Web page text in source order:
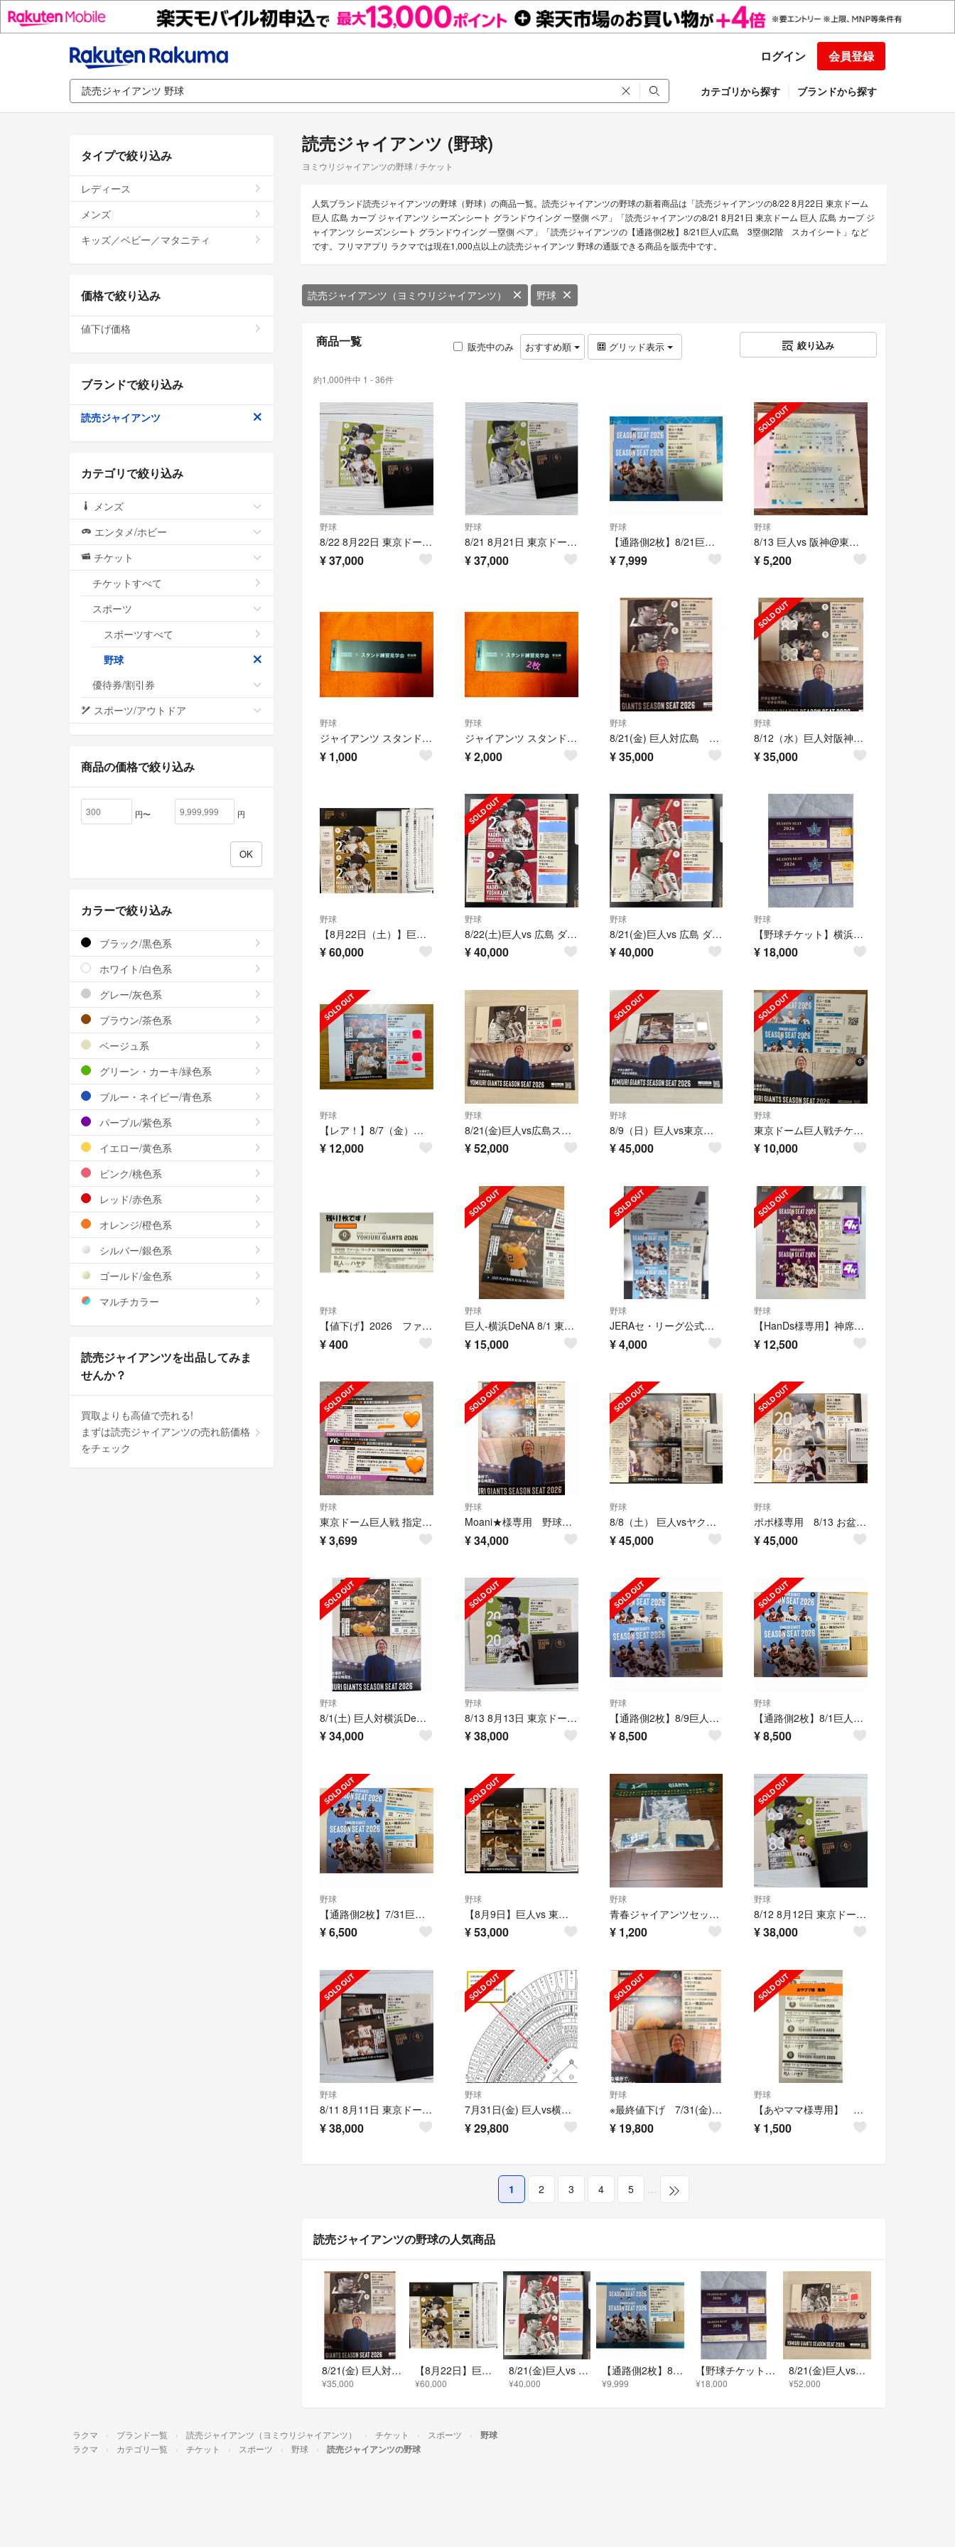
ログイン 会員登録
カテゴリから探す ブランドから探す
読売ジャイアンツ (野球)
ヨミウリジャイアンツの野球 / チケット
人気ブランド読売ジャイアンツの野球（野球）の商品一覧。読売ジャイアンツの野球の新着商品は「読売ジャイアンツの8/22 8月22日 東京ドーム
巨人 広島 カープ ジャイアンツ シーズンシート グランドウイング 一塁側 ペア」「読売ジャイアンツの8/21 8月21日 東京ドーム 巨人 広島 カープ ジ
ャイアンツ シーズンシート グランドウイング 一塁側 ペア」「読売ジャイアンツの【通路側2枚】8/21巨人v広島 3塁側2階 スカイシート」など
です。フリマアプリ ラクマでは現在1,000点以上の読売ジャイアンツ 野球の通販できる商品を販売中です。
読売ジャイアンツ（ヨミウリジャイアンツ） 野球
商品一覧 販売中のみ おすすめ順 グリッド表示 絞り込み
約1,000件中 1 - 36件
野球
8/22 8月22日 東京ドーム 巨人 広島 カープ ジャイアンツ シーズンシート グランドウイング 一塁側 ペア
¥37,000
野球
8/21 8月21日 東京ドーム 巨人 広島 カープ ジャイアンツ シーズンシート グランドウイング 一塁側 ペア
¥37,000
野球
【通路側2枚】8/21巨人v広島 3塁側2階 スカイシート
¥7,999
野球
8/13 巨人vs 阪神@東京ドーム 指定席D連番2枚
¥5,200
野球
ジャイアンツ スタンド練習見学会
¥ 1,000
野球
ジャイアンツ スタンド練習見学会参加券 2枚
¥2,000
野球
8/21(金) 巨人対広島 東京ドームスターシートペアチケット ※通路側連番
¥35,000
野球
8/12（水）巨人対阪神 東京ドームスターシートペアチケット ※通路側連番
¥35,000
野球
【8月22日（土）】巨人vs 広島戦 エキサイトシートペアチケット
¥60,000
野球
8/22(土)巨人vs 広島 ダイヤモンドボックス 2枚連番
¥40,000
野球
8/21(金)巨人vs 広島 ダイヤモンドボックス 2枚連番
¥40,000
野球
【野球チケット】横浜DeNAvs巨人
¥ 18,000
野球
【レア！】8/7（金）巨人 VS ヤクルトのスターシートペアチケット
¥ 12,000
野球
8/21(金)巨人vs広島スターシートAネット 裏通路側3席3連番良席です。
¥52,000
野球
8/9（日）巨人vs東京ヤクルト スターシートAネット 裏通路側3席3連番良席です。
¥45,000
野球
東京ドーム巨人戦チケット
¥ 10,000
野球
【値下げ】2026 ファーム・リーグ公式戦 巨人 対 ハヤテ 8/20 1枚
¥400
野球
巨人-横浜DeNA 8/1 東京ドームレジェンズシート ペア
¥ 15,000
野球
JERAセ・リーグ公式戦2026 巨人ー広島 8/23日曜日午後２時
¥4,000
野球
【HanDs様専用】神席！巨人vs横浜DeNA シーズンチケット
¥ 12,500
野球
東京ドーム巨人戦 指定席Ｄ招待引換券2枚セット
¥3,699
野球
Moani★様専用 野球チケット
¥34,000
野球
8/8（土） 巨人vsヤクルト １塁側エキサイトシート 東京ドーム ペアチケット
¥45,000
野球
ポポ様専用 8/13 お盆連休 巨人vs阪神 １塁側エキサイトシート 東京ドーム ペアチケット
¥45,000
野球
8/1(土) 巨人対横浜DeNA スターシートペアチケット ※通路側連番
¥34,000
野球
8/13 8月13日 東京ドーム 巨人 阪神 タイガース ジャイアンツ シーズンシート グランドウイング 一塁側 ペア
¥38,000
野球
【通路側2枚】8/9巨人vヤクルト 3塁側2階 スカイシート
¥8,500
野球
【通路側2枚】8/1巨人v横浜 3塁側2階 スカイシート
¥8,500
野球
【通路側2枚】7/31巨人v横浜 3塁側2階 スカイシート
¥6,500
野球
【8月9日】巨人vs 東京ヤクルト戦 エキサイトシートペアチケット
¥53,000
野球
青春ジャイアンツセット（ハチマキ2・ミニバック2・タブロイド紙1）
¥ 1,200
野球
8/12 8月12日 東京ドーム 巨人 阪神 タイガース ジャイアンツ シーズンシート グランドウイング 一塁側 ペア
¥38,000
野球
8/11 8月11日 東京ドーム 巨人 阪神 タイガース ジャイアンツ シーズンシート グランドウイング 一塁側 ペア
¥38,000
野球
7月31日(金) 巨人vs横浜DeNA 東京ドーム オーロラシートA ダグアウト裏 通路側席連番ペア 超良席‼︎
¥29,800
野球
※最終値下げ 7/31(金) 巨人対横浜DeNA スターシートペアチケット ※通路側連番
¥ 19,800
野球
【あやママ様専用】 2026 ファーム・リーグ公式戦 巨人 対 ハヤテ 8/20 3枚
¥ 1,500
1 2 3 4 5 …
読売ジャイアンツの野球の人気商品
8/21(金) 巨人対広島 東京ドームスターシートペアチケット ※通路側連番
¥35,000
【8月22日】巨人vs 広島戦 エキサイトシートペアチケット
¥60,000
8/21(金)巨人vs 広島 ダイヤモンドボックス 2枚連番
¥40,000
【通路側2枚】8/7巨人vヤクルト 3塁2階 スカイシート
¥9,999
【野球チケット】横浜DeNAvs巨人
¥18,000
8/21(金)巨人vs広島スターシートAネット 裏通路側3席3連番良席です。
¥52,000
タイプで絞り込み
レディース
メンズ
キッズ／ベビー／マタニティ
価格で絞り込み
値下げ価格
ブランドで絞り込み
読売ジャイアンツ
カテゴリで絞り込み
メンズ
エンタメ/ホビー
チケット
チケットすべて
スポーツ
スポーツすべて
野球
優待券/割引券
スポーツ/アウトドア
商品の価格で絞り込み
円〜 円
カラーで絞り込み
ブラック/黒色系
ホワイト/白色系
グレー/灰色系
ブラウン/茶色系
ベージュ系
グリーン・カーキ/緑色系
ブルー・ネイビー/青色系
パープル/紫色系
イエロー/黄色系
ピンク/桃色系
レッド/赤色系
オレンジ/橙色系
シルバー/銀色系
ゴールド/金色系
マルチカラー
読売ジャイアンツを出品してみま
せんか？
買取よりも高値で売れる!
まずは読売ジャイアンツの売れ筋価格
をチェック
ラクマ ブランド一覧 読売ジャイアンツ（ヨミウリジャイアンツ） チケット スポーツ 野球
ラクマ カテゴリ一覧 チケット スポーツ 野球 読売ジャイアンツの野球